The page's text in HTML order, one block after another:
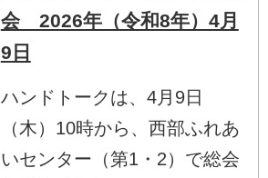
会 2026年（令和8年）4月
9日
ハンドトークは、4月9日
（木）10時から、西部ふれあ
いセンター（第1・2）で総会